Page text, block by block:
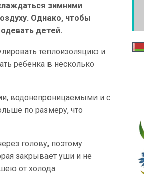
зимними
Однако, чтобы
одевать детей.
теплоизоляцию и
ребенка в несколько
водонепроницаемыми и с
по размеру, что
голову, поэтому
закрывает уши и не
от холода.